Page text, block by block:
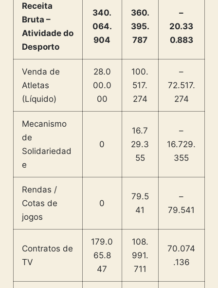
Receita
Bruta –
Atividade do
Desporto
340.
064.
904
360.
395.
787
–
20.33
0.883
Venda de
Atletas
(Líquido)
28.0
00.0
00
100.
517.
274
–
72.517.
274
Mecanismo
de
Solidariedad
e
0
16.7
29.3
55
–
16.729.
355
Rendas /
Cotas de
jogos
0
79.5
41
–
79.541
Contratos de
TV
179.0
65.8
47
108.
991.
711
70.074
.136